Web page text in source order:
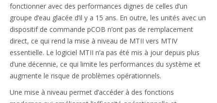
fonctionner avec des performances dignes de celles d’un
groupe d’eau glacée d’il y a 15 ans. En outre, les unités avec un
dispositif de commande pCOB n’ont pas de remplacement
direct, ce qui rend la mise à niveau de MTII vers MTIV
essentielle. Le logiciel MTII n’a pas été mis à jour depuis plus
d’une décennie, ce qui limite les performances du système et
augmente le risque de problèmes opérationnels.
Une mise à niveau permet d’accéder à des fonctions